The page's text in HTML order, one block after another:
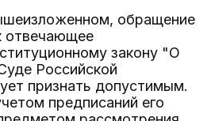
обращение
отвечающее
закону "О
Российской
признать допустимым.
предписаний его